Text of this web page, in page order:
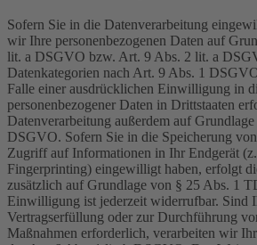
Sofern Sie in die Datenverarbeitung
wir Ihre personenbezogenen Daten auf
lit. a DSGVO bzw. Art. 9 Abs. 2 lit. a
Datenkategorien nach Art. 9 Abs. 1
Falle einer ausdrücklichen Einwilligung in
personenbezogener Daten in Drittstaaten
Datenverarbeitung außerdem auf
DSGVO. Sofern Sie in die Speicherung
Zugriff auf Informationen in Ihr Endgerät
Fingerprinting) eingewilligt haben, erfolgt
zusätzlich auf Grundlage von § 25 Abs. 1
Einwilligung ist jederzeit widerrufbar. Sind
Vertragserfüllung oder zur Durchführung
Maßnahmen erforderlich, verarbeiten wir